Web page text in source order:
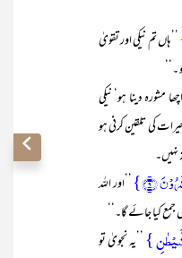
’’ہاں تم نیکی اور تقویٰ
مشورہ دینا ہو‘ نیکی
کی تلقین کرنی ہو
نہیں۔
﴿۹﴾}
’’اور اللہ
کیا جائے گا۔‘‘
} ’’یہ نجویٰ تو